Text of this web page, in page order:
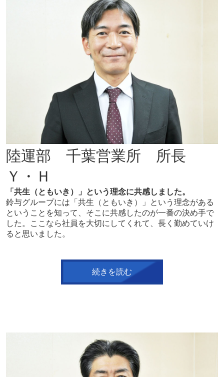
陸運部 千葉営業所 所長
Ｙ・Ｈ
「共生（ともいき）」という理念に共感しました。
鈴与グループには「共生（ともいき）」という理念がある
ということを知って、そこに共感したのが一番の決め手で
した。ここなら社員を大切にしてくれて、長く勤めていけ
ると思いました。
続きを読む